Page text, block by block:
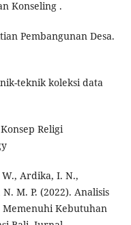
Konseling .
Pembangunan Desa.
teknik koleksi data
Religi
Ardika, I. N.,
M. P. (2022). Analisis
Memenuhi Kebutuhan